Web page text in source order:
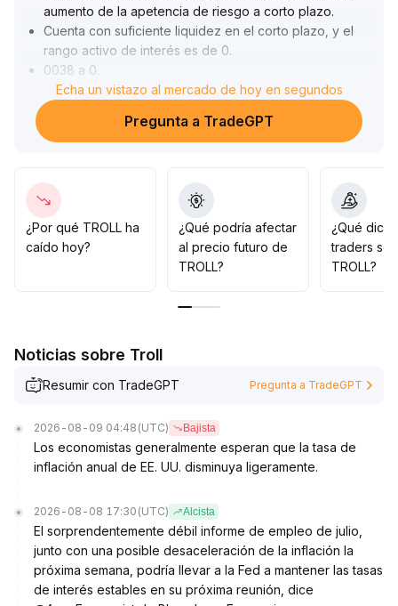
aumento de la apetencia de riesgo a corto plazo.
Cuenta con suficiente liquidez en el corto plazo, y el
rango activo de interés es de 0.
0038 a 0
0043 dólares.
Sin embargo, se debe tener cuidado con la posibilidad
de que los inversores con ganancias cierren sus
se recomienda aplicar estrictos límites de ganancias y
pérdidas en operaciones de corto plazo
A mediano y largo plazo, TROLL carece de
fundamentos y apoyo ecosistémico propios
Se aconseja hacer un seguimiento constante del
aplicaciones; la participación a corto plazo y las
Echa un vistazo al mercado de hoy en segundos
Pregunta a TradeGPT
¿Por qué TROLL ha
caído hoy?
¿Qué podría afectar
al precio futuro de
TROLL?
¿Qué
traders
TROLL?
Noticias sobre Troll
Resumir con TradeGPT Pregunta a TradeGPT
2026-08-09 04:48 (UTC) Bajista
Los economistas generalmente esperan que la tasa de
inflación anual de EE. UU. disminuya ligeramente.
2026-08-08 17:30 (UTC) Alcista
El sorprendentemente débil informe de empleo de julio,
junto con una posible desaceleración de la inflación la
próxima semana, podría llevar a la Fed a mantener las tasas
de interés estables en su próxima reunión, dice